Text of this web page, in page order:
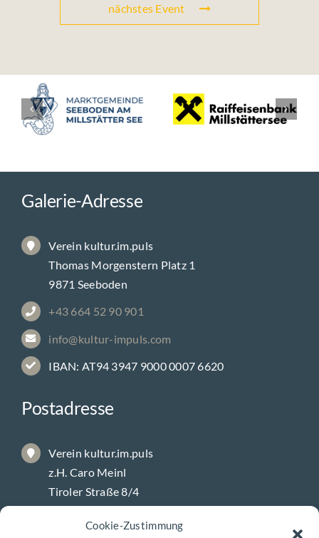
Cookie-Zustimmung
nächstes Event
Galerie-Adresse
Verein kultur.im.puls
Thomas Morgenstern Platz 1
9871 Seeboden
+43 664 52 90 901
info@kultur-impuls.com
IBAN: AT94 3947 9000 0007 6620
Postadresse
Verein kultur.im.puls
z.H. Caro Meinl
Tiroler Straße 8/4